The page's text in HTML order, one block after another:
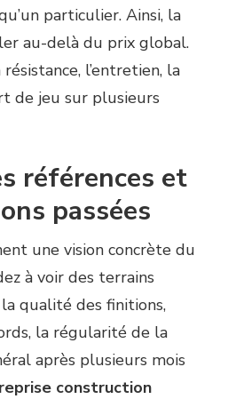
particulier. Ainsi, la
au-delà du prix global.
l’entretien, la
de jeu sur plusieurs
références et
passées
une vision concrète du
à voir des terrains
qualité des finitions,
la régularité de la
après plusieurs mois
construction